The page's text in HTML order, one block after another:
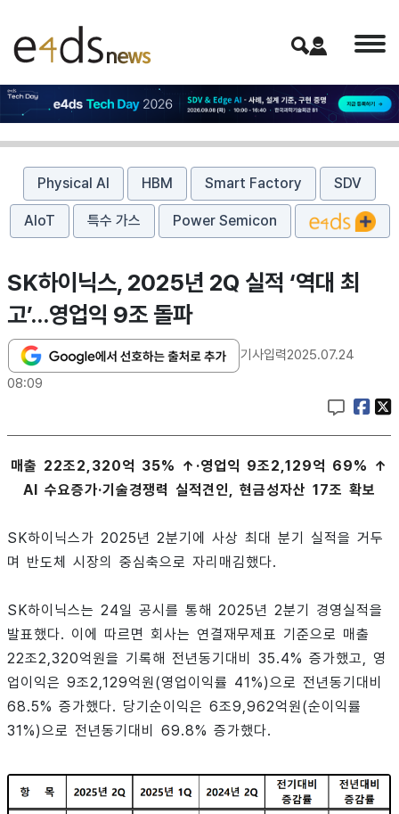
Physical AI HBM Smart Factory SDV
AIoT 특수 가스 Power Semicon
SK하이닉스, 2025년 2Q 실적 ‘역대 최
고’…영업익 9조 돌파
기사입력2025.07.24
08:09
매출 22조2,320억 35% ↑·영업익 9조2,129억 69% ↑
AI 수요증가·기술경쟁력 실적견인, 현금성자산 17조 확보
SK하이닉스가 2025년 2분기에 사상 최대 분기 실적을 거두
며 반도체 시장의 중심축으로 자리매김했다.
SK하이닉스는 24일 공시를 통해 2025년 2분기 경영실적을
발표했다. 이에 따르면 회사는 연결재무제표 기준으로 매출
22조2,320억원을 기록해 전년동기대비 35.4% 증가했고, 영
업이익은 9조2,129억원(영업이익률 41%)으로 전년동기대비
68.5% 증가했다. 당기순이익은 6조9,962억원(순이익률
31%)으로 전년동기대비 69.8% 증가했다.